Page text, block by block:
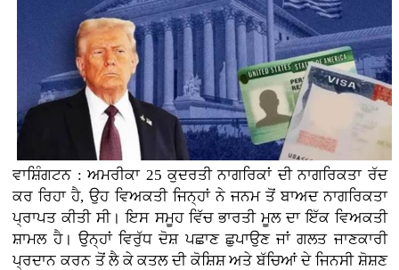
ਵਾਸ਼ਿੰਗਟਨ : ਅਮਰੀਕਾ 25 ਕੁਦਰਤੀ ਨਾਗਰਿਕਾਂ ਦੀ ਨਾਗਰਿਕਤਾ ਰੱਦ
ਕਰ ਰਿਹਾ ਹੈ, ਉਹ ਵਿਅਕਤੀ ਜਿਨ੍ਹਾਂ ਨੇ ਜਨਮ ਤੋਂ ਬਾਅਦ ਨਾਗਰਿਕਤਾ
ਪ੍ਰਾਪਤ ਕੀਤੀ ਸੀ। ਇਸ ਸਮੂਹ ਵਿੱਚ ਭਾਰਤੀ ਮੂਲ ਦਾ ਇੱਕ ਵਿਅਕਤੀ
ਸ਼ਾਮਲ ਹੈ। ਉਨ੍ਹਾਂ ਵਿਰੁੱਧ ਦੋਸ਼ ਪਛਾਣ ਛੁਪਾਉਣ ਜਾਂ ਗਲਤ ਜਾਣਕਾਰੀ
ਪ੍ਰਦਾਨ ਕਰਨ ਤੋਂ ਲੈ ਕੇ ਕਤਲ ਦੀ ਕੋਸ਼ਿਸ਼ ਅਤੇ ਬੱਚਿਆਂ ਦੇ ਜਿਨਸੀ ਸ਼ੋਸ਼ਣ